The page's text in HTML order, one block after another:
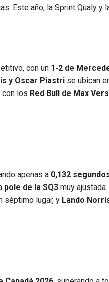
Este año, la Sprint Qualy y
con un 1-2 de
y Oscar Piastri se ubican
con los Red Bull de Max
apenas a 0,132
pole de la SQ3 muy
séptimo lugar, y Lando